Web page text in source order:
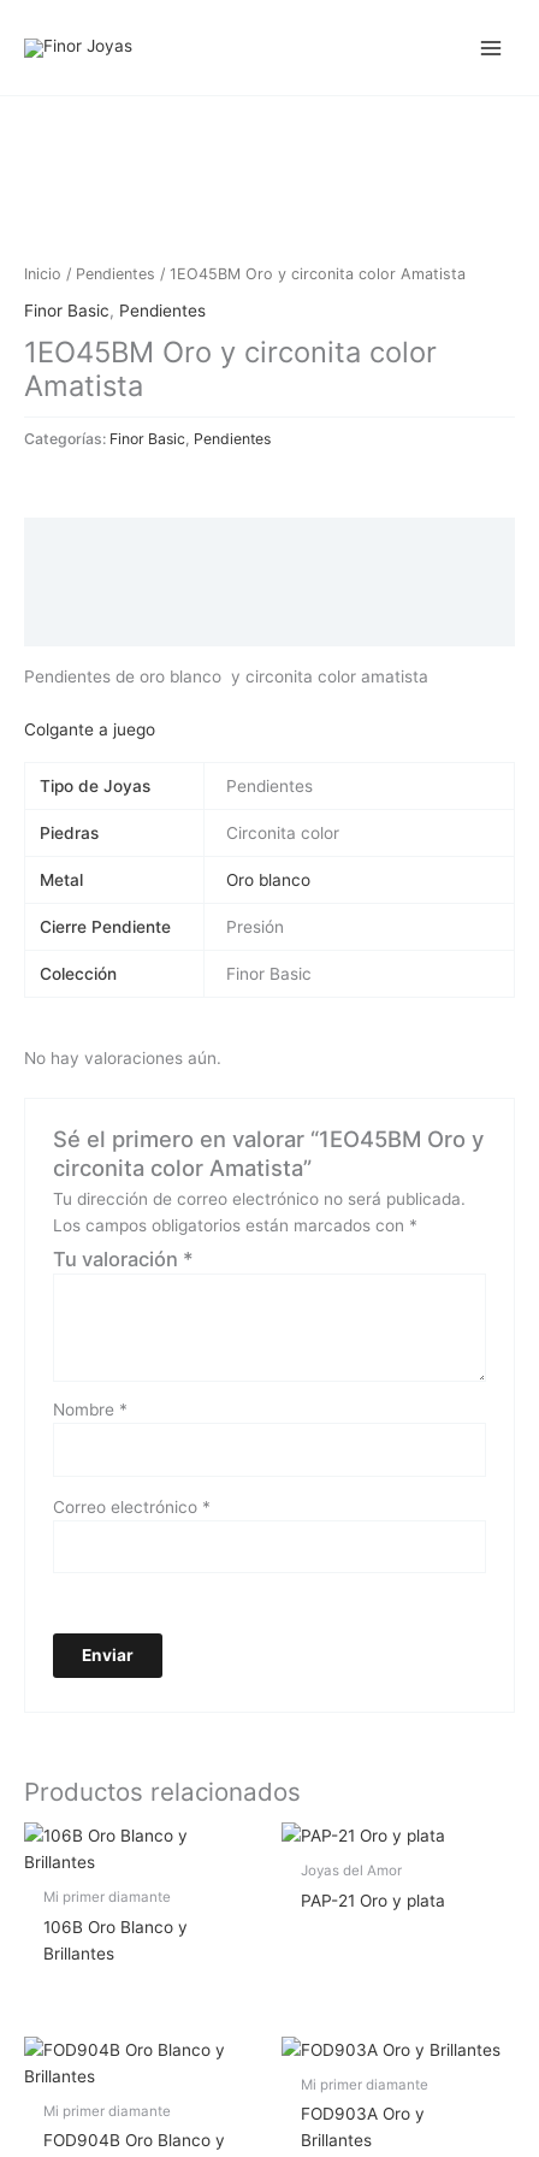
Inicio / Pendientes / 1EO45BM Oro y circonita color Amatista
Finor Basic, Pendientes
1EO45BM Oro y circonita color
Amatista
Categorías: Finor Basic Pendientes
Pendientes de oro blanco y circonita color amatista
Colgante a juego
Tipo de Joyas Pendientes
Piedras Circonita color
Metal Oro blanco
Cierre Pendiente Presión
Colección Finor Basic
No hay valoraciones aún.
Sé el primero en valorar “1EO45BM Oro y
circonita color Amatista”
Tu dirección de correo electrónico no será publicada.
Los campos obligatorios están marcados con *
Tu valoración *
Nombre *
Correo electrónico *
Productos relacionados
Mi primer diamante
106B Oro Blanco y
Brillantes
Joyas del Amor
PAP-21 Oro y plata
Mi primer diamante
FOD904B Oro Blanco y
Mi primer diamante
FOD903A Oro y
Brillantes